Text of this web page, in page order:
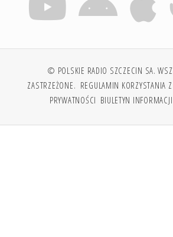
© POLSKIE RADIO SZCZECIN SA.
ZASTRZEŻONE. REGULAMIN KORZYSTANIA
PRYWATNOŚCI BIULETYN